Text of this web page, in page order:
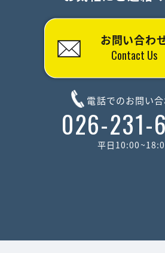
お問い合わ
Contact Us
電話でのお問い
026-231-
平日